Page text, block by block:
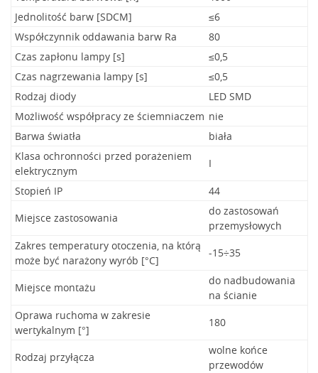
Jednolitość barw [SDCM]
≤6
Współczynnik oddawania barw Ra
80
Czas zapłonu lampy [s]
≤0,5
Czas nagrzewania lampy [s]
≤0,5
Rodzaj diody
LED SMD
Możliwość współpracy ze ściemniaczem nie
Barwa światła
biała
Klasa ochronności przed porażeniem
elektrycznym
I
Stopień IP
44
Miejsce zastosowania
do zastosowań
przemysłowych
Zakres temperatury otoczenia, na którą
może być narażony wyrób [°C]
-15÷35
Miejsce montażu
do nadbudowania
na ścianie
Oprawa ruchoma w zakresie
wertykalnym [°]
180
Rodzaj przyłącza
wolne końce
przewodów